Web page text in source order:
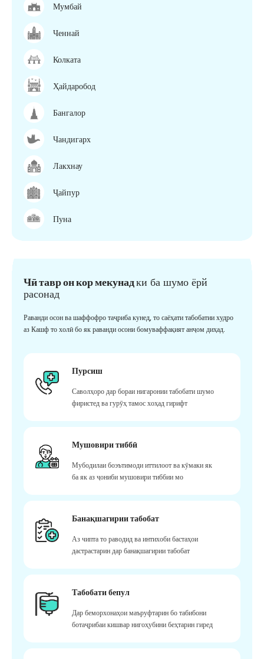
Мумбай
Ченнай
Колката
Ҳайдаробод
Бангалор
Чандигарх
Лакхнау
Ҷайпур
Пуна
Чӣ тавр он кор мекунадки ба шумо ёрй
расонад
Раванди осон ва шаффофро таҷриба кунед, то саёҳати табобатии худро
аз Кашф то холӣ бо як раванди осони бомуваффақият анҷом диҳад.
Пурсиш
Саволҳоро дар бораи нигаронии табобати шумо
фиристед ва гурӯҳ тамос хоҳад гирифт
Мушовири тиббӣ
Мубодилаи боэътимоди иттилоот ва кӯмаки як
ба як аз ҷониби мушовири тиббии мо
Банақшагирии табобат
Аз чипта то раводид ва интихоби бастаҳои
дастрастарин дар банақшагирии табобат
Табобати бепул
Дар беморхонаҳои маъруфтарин бо табибони
ботаҷрибаи кишвар нигоҳубини беҳтарин гиред